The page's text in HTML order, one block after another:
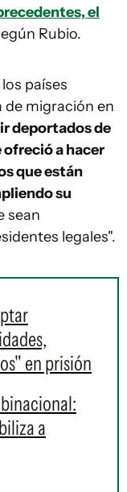
el
Rubio.
países
de migración en
deportados de
ofreció a hacer
que están
su
sean
legales".
en prisión
a